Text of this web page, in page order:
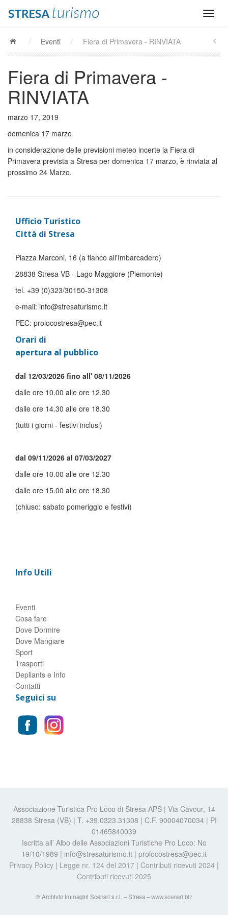
/ Eventi / Fiera di Primavera - RINVIATA
Fiera di Primavera -
RINVIATA
marzo 17, 2019
domenica 17 marzo
in considerazione delle previsioni meteo incerte la Fiera di
Primavera prevista a Stresa per domenica 17 marzo, è rinviata al
prossimo 24 Marzo.
Ufficio Turistico
Città di Stresa
Piazza Marconi, 16 (a fianco all'Imbarcadero)
28838 Stresa VB - Lago Maggiore (Piemonte)
tel. +39 (0)323/30150-31308
e-mail: info@stresaturismo.it
PEC: prolocostresa@pec.it
Orari di
apertura al pubblico
dal 12/03/2026 fino all' 08/11/2026
dalle ore 10.00 alle ore 12.30
dalle ore 14.30 alle ore 18.30
(tutti i giorni - festivi inclusi)
dal 09/11/2026 al 07/03/2027
dalle ore 10.00 alle ore 12.30
dalle ore 15.00 alle ore 18.30
(chiuso: sabato pomeriggio e festivi)
Info Utili
Eventi
Cosa fare
Dove Dormire
Dove Mangiare
Sport
Trasporti
Depliants e Info
Contatti
Seguici su
Associazione Turistica Pro Loco di Stresa APS | Via Cavour, 14
28838 Stresa (VB) | T. +39.0323.31308 | C.F. 90004070034 | PI
01465840039
Iscritta all’ Albo delle Associazioni Turistiche Pro Loco: No
19/10/1989 | info@stresaturismo.it | prolocostresa@pec.it
Privacy Policy | Legge nr. 124 del 2017 | Contributi ricevuti 2024 |
Contributi ricevuti 2025
© Archivio Immagini Scenari s.r.l. – Stresa –www.scenari.biz